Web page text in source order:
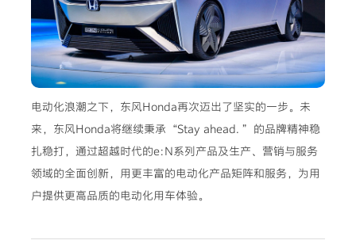
电动化浪潮之下，东风Honda再次迈出了坚实的一步。未
来，东风Honda将继续秉承“Stay ahead. ”的品牌精神稳
扎稳打，通过超越时代的e:N系列产品及生产、营销与服务
领域的全面创新，用更丰富的电动化产品矩阵和服务，为用
户提供更高品质的电动化用车体验。